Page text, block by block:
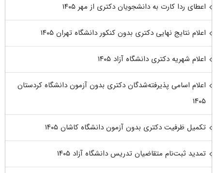
اعطای ردا کارت به دانشجویان دکتری از مهر ۱۴۰۵
اعلام نتایج نهایی دکتری بدون کنکور دانشگاه تهران ۱۴۰۵
اعلام شهریه دکتری دانشگاه آزاد ۱۴۰۵
اعلام اسامی پذیرفته‌شدگان دکتری بدون آزمون دانشگاه کردستان
۱۴۰۵
تکمیل ظرفیت دکتری بدون آزمون دانشگاه کاشان ۱۴۰۵
تمدید ثبت‌نام متقاضیان تدریس دانشگاه آزاد ۱۴۰۵